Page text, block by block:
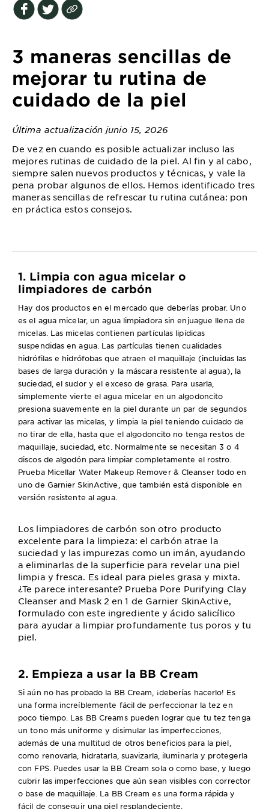
EXPLORE
Garnier
Key
Ingredients
Beauty
Garnier
Offers
Cruelty
Free
3 maneras sencillas de
mejorar tu rutina de
cuidado de la piel
Última actualización junio 15, 2026
De vez en cuando es posible actualizar incluso las
mejores rutinas de cuidado de la piel. Al fin y al cabo,
siempre salen nuevos productos y técnicas, y vale la
pena probar algunos de ellos. Hemos identificado tres
maneras sencillas de refrescar tu rutina cutánea: pon
en práctica estos consejos.
1. Limpia con agua micelar o
limpiadores de carbón
Hay dos productos en el mercado que deberías probar. Uno
es el agua micelar, un agua limpiadora sin enjuague llena de
micelas. Las micelas contienen partículas lipídicas
suspendidas en agua. Las partículas tienen cualidades
hidrófilas e hidrófobas que atraen el maquillaje (incluidas las
bases de larga duración y la máscara resistente al agua), la
suciedad, el sudor y el exceso de grasa. Para usarla,
simplemente vierte el agua micelar en un algodoncito
presiona suavemente en la piel durante un par de segundos
para activar las micelas, y limpia la piel teniendo cuidado de
no tirar de ella, hasta que el algodoncito no tenga restos de
maquillaje, suciedad, etc. Normalmente se necesitan 3 o 4
discos de algodón para limpiar completamente el rostro.
Prueba Micellar Water Makeup Remover & Cleanser todo en
uno de Garnier SkinActive, que también está disponible en
versión resistente al agua.
Los limpiadores de carbón son otro producto
excelente para la limpieza: el carbón atrae la
suciedad y las impurezas como un imán, ayudando
a eliminarlas de la superficie para revelar una piel
limpia y fresca. Es ideal para pieles grasa y mixta.
¿Te parece interesante? Prueba Pore Purifying Clay
Cleanser and Mask 2 en 1 de Garnier SkinActive,
formulado con este ingrediente y ácido salicílico
para ayudar a limpiar profundamente tus poros y tu
piel.
2. Empieza a usar la BB Cream
Si aún no has probado la BB Cream, ¡deberías hacerlo! Es
una forma increíblemente fácil de perfeccionar la tez en
poco tiempo. Las BB Creams pueden lograr que tu tez tenga
un tono más uniforme y disimular las imperfecciones,
además de una multitud de otros beneficios para la piel,
como renovarla, hidratarla, suavizarla, iluminarla y protegerla
con FPS. Puedes usar la BB Cream sola o como base, y luego
cubrir las imperfecciones que aún sean visibles con corrector
o base de maquillaje. La BB Cream es una forma rápida y
fácil de conseguir una piel resplandeciente.